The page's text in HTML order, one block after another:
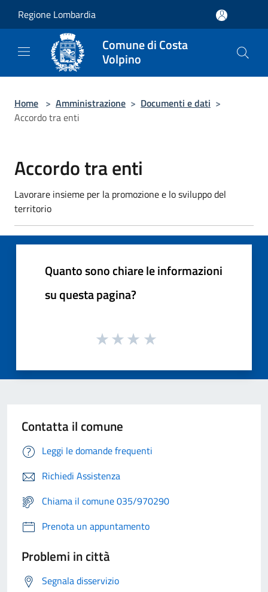
Regione Lombardia
Comune di Costa
Volpino
Home > Amministrazione > Documenti e dati >
Accordo tra enti
Accordo tra enti
Lavorare insieme per la promozione e lo sviluppo del
territorio
Quanto sono chiare le informazioni
su questa pagina?
Contatta il comune
Leggi le domande frequenti
Richiedi Assistenza
Chiama il comune 035/970290
Prenota un appuntamento
Problemi in città
Segnala disservizio